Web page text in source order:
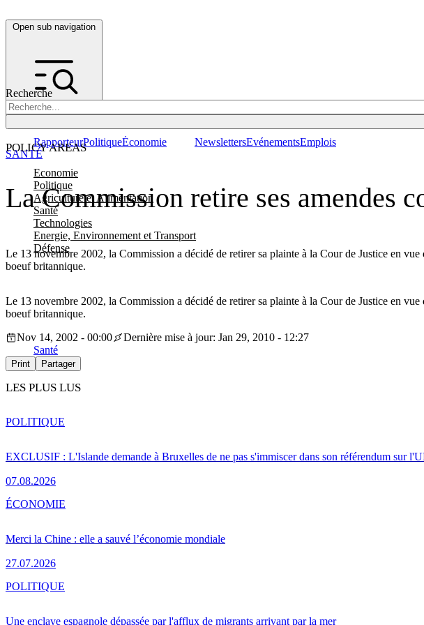
Open sub navigation
Recherche
POLICY AREAS
Economie
Politique
Agriculture et Alimentation
Santé
Technologies
Energie, Environnement et Transport
Défense
RapporteurPolitiqueÉconomie NewslettersEvénementsEmplois
La Commission retire ses amendes
Le 13 novembre 2002, la Commission a décidé de retirer sa plainte à la Cour de Justice en
boeuf britannique.
SANTÉ
Le 13 novembre 2002, la Commission a décidé de retirer sa plainte à la Cour de Justice en
boeuf britannique.
Nov 14, 2002 - 00:00
Dernière mise à jour: Jan 29, 2010 - 12:27
Santé
Print Partager
LES PLUS LUS
EXCLUSIF : L'Islande demande à Bruxelles de ne pas s'immiscer dans son référendum sur
07.08.2026
POLITIQUE
Merci la Chine : elle a sauvé l’économie mondiale
27.07.2026
ÉCONOMIE
Une enclave espagnole dépassée par l'afflux de migrants arrivant par la mer
POLITIQUE